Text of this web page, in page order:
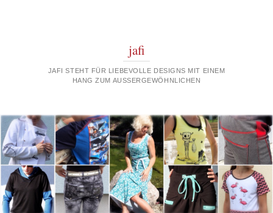
jafi
JAFI STEHT FÜR LIEBEVOLLE DESIGNS MIT EINEM
HANG ZUM AUSSERGEWÖHNLICHEN